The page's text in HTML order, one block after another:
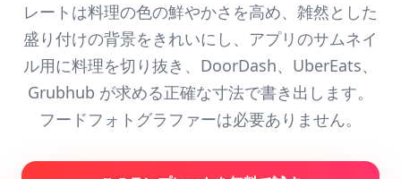
レートは料理の色の鮮やかさを高め、雑然とした
盛り付けの背景をきれいにし、アプリのサムネイ
ル用に料理を切り抜き、DoorDash、UberEats、
Grubhub が求める正確な寸法で書き出します。
フードフォトグラファーは必要ありません。